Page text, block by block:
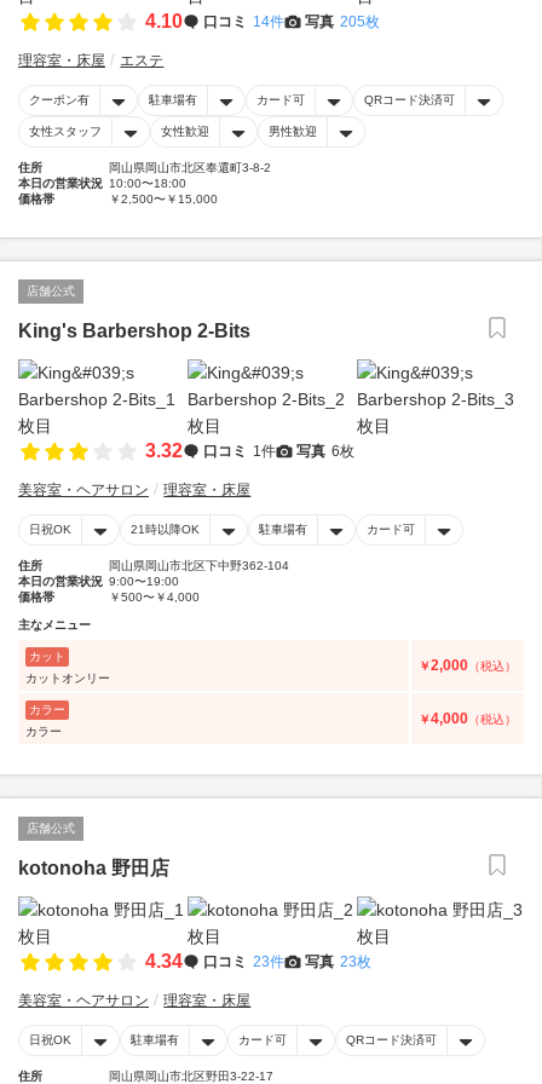
4.10 口コミ 14件 写真 205枚
理容室・床屋 エステ
クーポン有 駐車場有 カード可 QRコード決済可
女性スタッフ 女性歓迎 男性歓迎
住所
岡山県岡山市北区奉還町3-8-2
本日の営業状況 10:00〜18:00
価格帯
￥2,500〜￥15,000
店舗公式
King's Barbershop 2-Bits
3.32 口コミ 1件 写真 6枚
美容室・ヘアサロン 理容室・床屋
日祝OK 21時以降OK 駐車場有 カード可
住所
岡山県岡山市北区下中野362-104
本日の営業状況 9:00〜19:00
価格帯
￥500〜￥4,000
主なメニュー
カット
カットオンリー
￥2,000 （税込）
カラー
カラー
￥4,000 （税込）
店舗公式
kotonoha 野田店
4.34 口コミ 23件 写真 23枚
美容室・ヘアサロン 理容室・床屋
日祝OK 駐車場有 カード可 QRコード決済可
住所
岡山県岡山市北区野田3-22-17